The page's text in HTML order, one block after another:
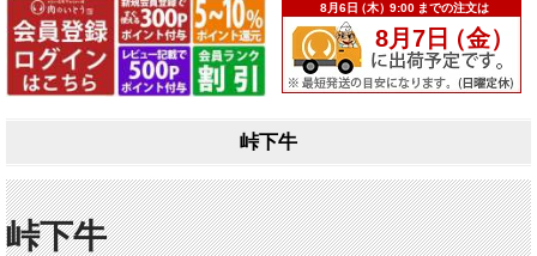
峠下牛
峠下牛